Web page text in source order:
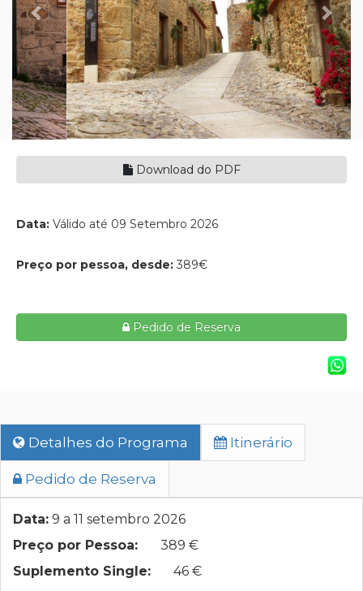
Download do PDF
Data: Válido até 09 Setembro 2026
Preço por pessoa, desde: 389€
Pedido de Reserva
Detalhes do Programa Itinerário
Pedido de Reserva
Data: 9 a 11 setembro 2026
Preço por Pessoa: 389 €
Suplemento Single: 46 €